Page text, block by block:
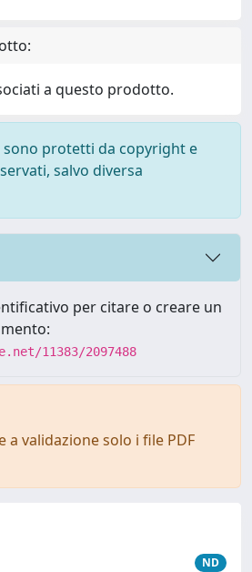
a questo prodotto.
sono protetti da copyright e
salvo diversa
per citare o creare un
11383/2097488
a validazione solo i file PDF
ND